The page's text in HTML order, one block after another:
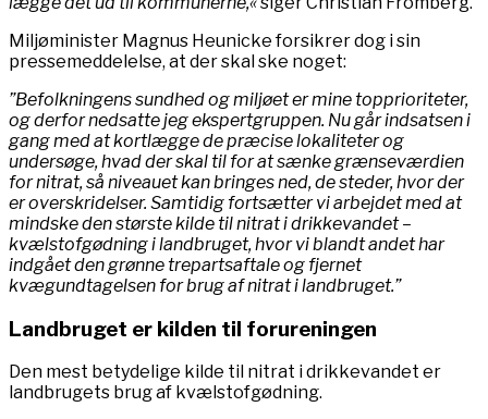
Miljøminister Magnus Heunicke forsikrer dog i sin
pressemeddelelse, at der skal ske noget:
”Befolkningens sundhed og miljøet er mine topprioriteter,
og derfor nedsatte jeg ekspertgruppen. Nu går indsatsen i
gang med at kortlægge de præcise lokaliteter og
undersøge, hvad der skal til for at sænke grænseværdien
for nitrat, så niveauet kan bringes ned, de steder, hvor der
er overskridelser. Samtidig fortsætter vi arbejdet med at
mindske den største kilde til nitrat i drikkevandet –
kvælstofgødning i landbruget, hvor vi blandt andet har
indgået den grønne trepartsaftale og fjernet
kvægundtagelsen for brug af nitrat i landbruget.”
Landbruget er kilden til forureningen
Den mest betydelige kilde til nitrat i drikkevandet er
landbrugets brug af kvælstofgødning.